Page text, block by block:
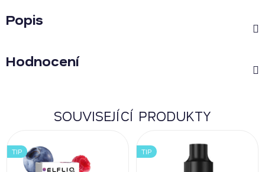
Popis
Hodnocení
SOUVISEJÍCÍ PRODUKTY
TIP TIP